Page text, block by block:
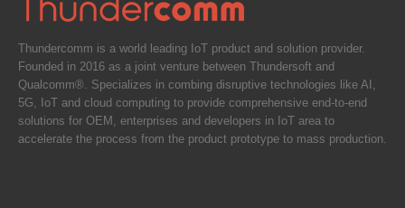
Thundercomm is a world leading IoT product and solution provider.
Founded in 2016 as a joint venture between Thundersoft and
Qualcomm®. Specializes in combing disruptive technologies like AI,
5G, IoT and cloud computing to provide comprehensive end-to-end
solutions for OEM, enterprises and developers in IoT area to
accelerate the process from the product prototype to mass production.